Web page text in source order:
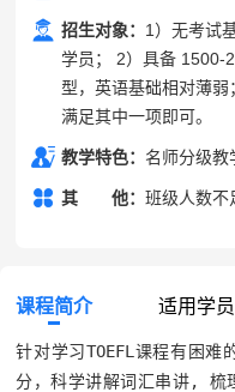
招生对象： 1）无考试
学员； 2）具备 1500-
型，英语基础相对薄弱
满足其中一项即可。
教学特色： 名师分级教
其 其他他：班级人数不
课程简介 适用学员
针对学习TOEFL课程有困难
分，科学讲解词汇串讲, 梳